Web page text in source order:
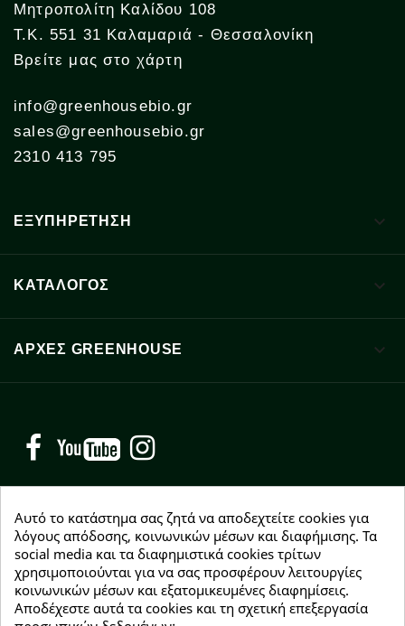
Μητροπολίτη Καλίδου 108
Τ.Κ. 551 31 Καλαμαριά - Θεσσαλονίκη
Βρείτε μας στο χάρτη
info@greenhousebio.gr
sales@greenhousebio.gr
2310 413 795
ΕΞΥΠΗΡΕΤΗΣΗ 
ΚΑΤΑΛΟΓΟΣ 
ΑΡΧΈΣ GREENHOUSE 
Facebook YouTube
NEWSLETTER
Εγγραφείτε δωρεάν και θα είστε οι πρώτοι που θα
λάβετε τα νέα μας γύρω από προσφορές, εκπτώσεις
και νέα προϊόντα.
Αυτό το κατάστημα σας ζητά να αποδεχτείτε cookies για
λόγους απόδοσης, κοινωνικών μέσων και διαφήμισης. Τα
social media και τα διαφημιστικά cookies τρίτων
χρησιμοποιούνται για να σας προσφέρουν λειτουργίες
κοινωνικών μέσων και εξατομικευμένες διαφημίσεις.
Αποδέχεστε αυτά τα cookies και τη σχετική επεξεργασία